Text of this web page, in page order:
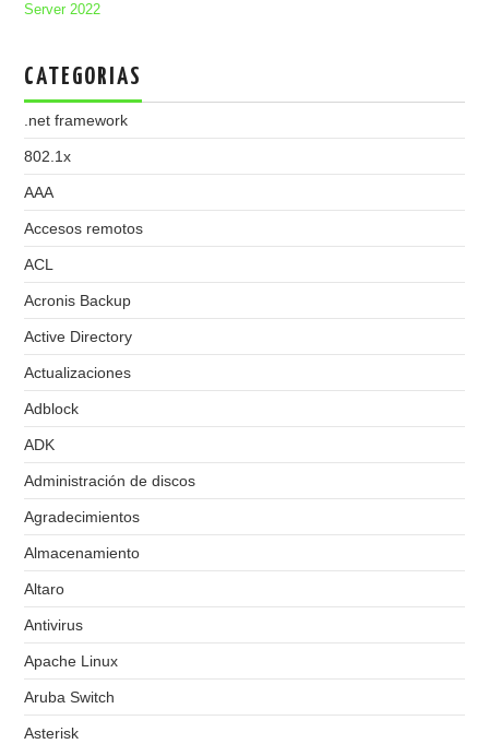
Server 2022
CATEGORIAS
.net framework
802.1x
AAA
Accesos remotos
ACL
Acronis Backup
Active Directory
Actualizaciones
Adblock
ADK
Administración de discos
Agradecimientos
Almacenamiento
Altaro
Antivirus
Apache Linux
Aruba Switch
Asterisk